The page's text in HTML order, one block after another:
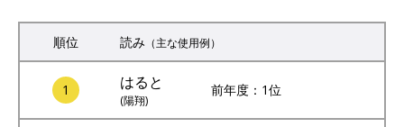
順位 読み （主な使用例）
1 はると
(陽翔)
前年度：1位